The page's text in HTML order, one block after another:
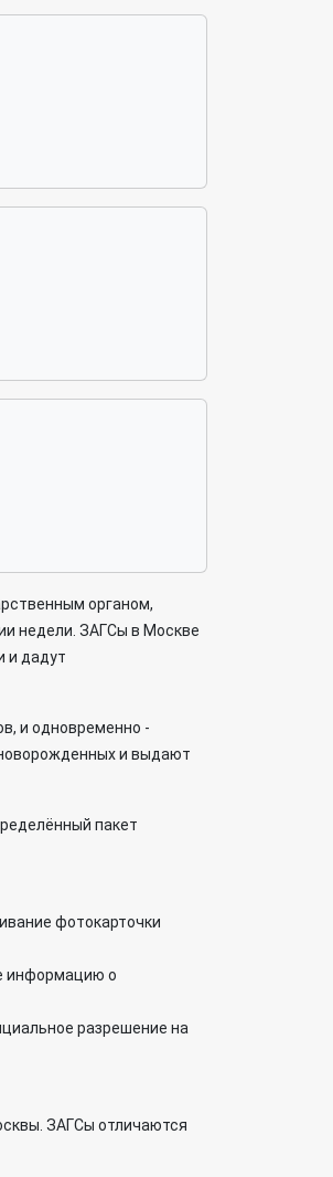
органом,
недели. ЗАГСы в Москве
и дадут
и одновременно -
и выдают
пакет
фотокарточки
информацию о
разрешение на
ЗАГСы отличаются